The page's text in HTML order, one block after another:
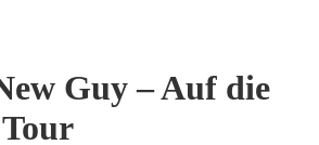
Guy – Auf die